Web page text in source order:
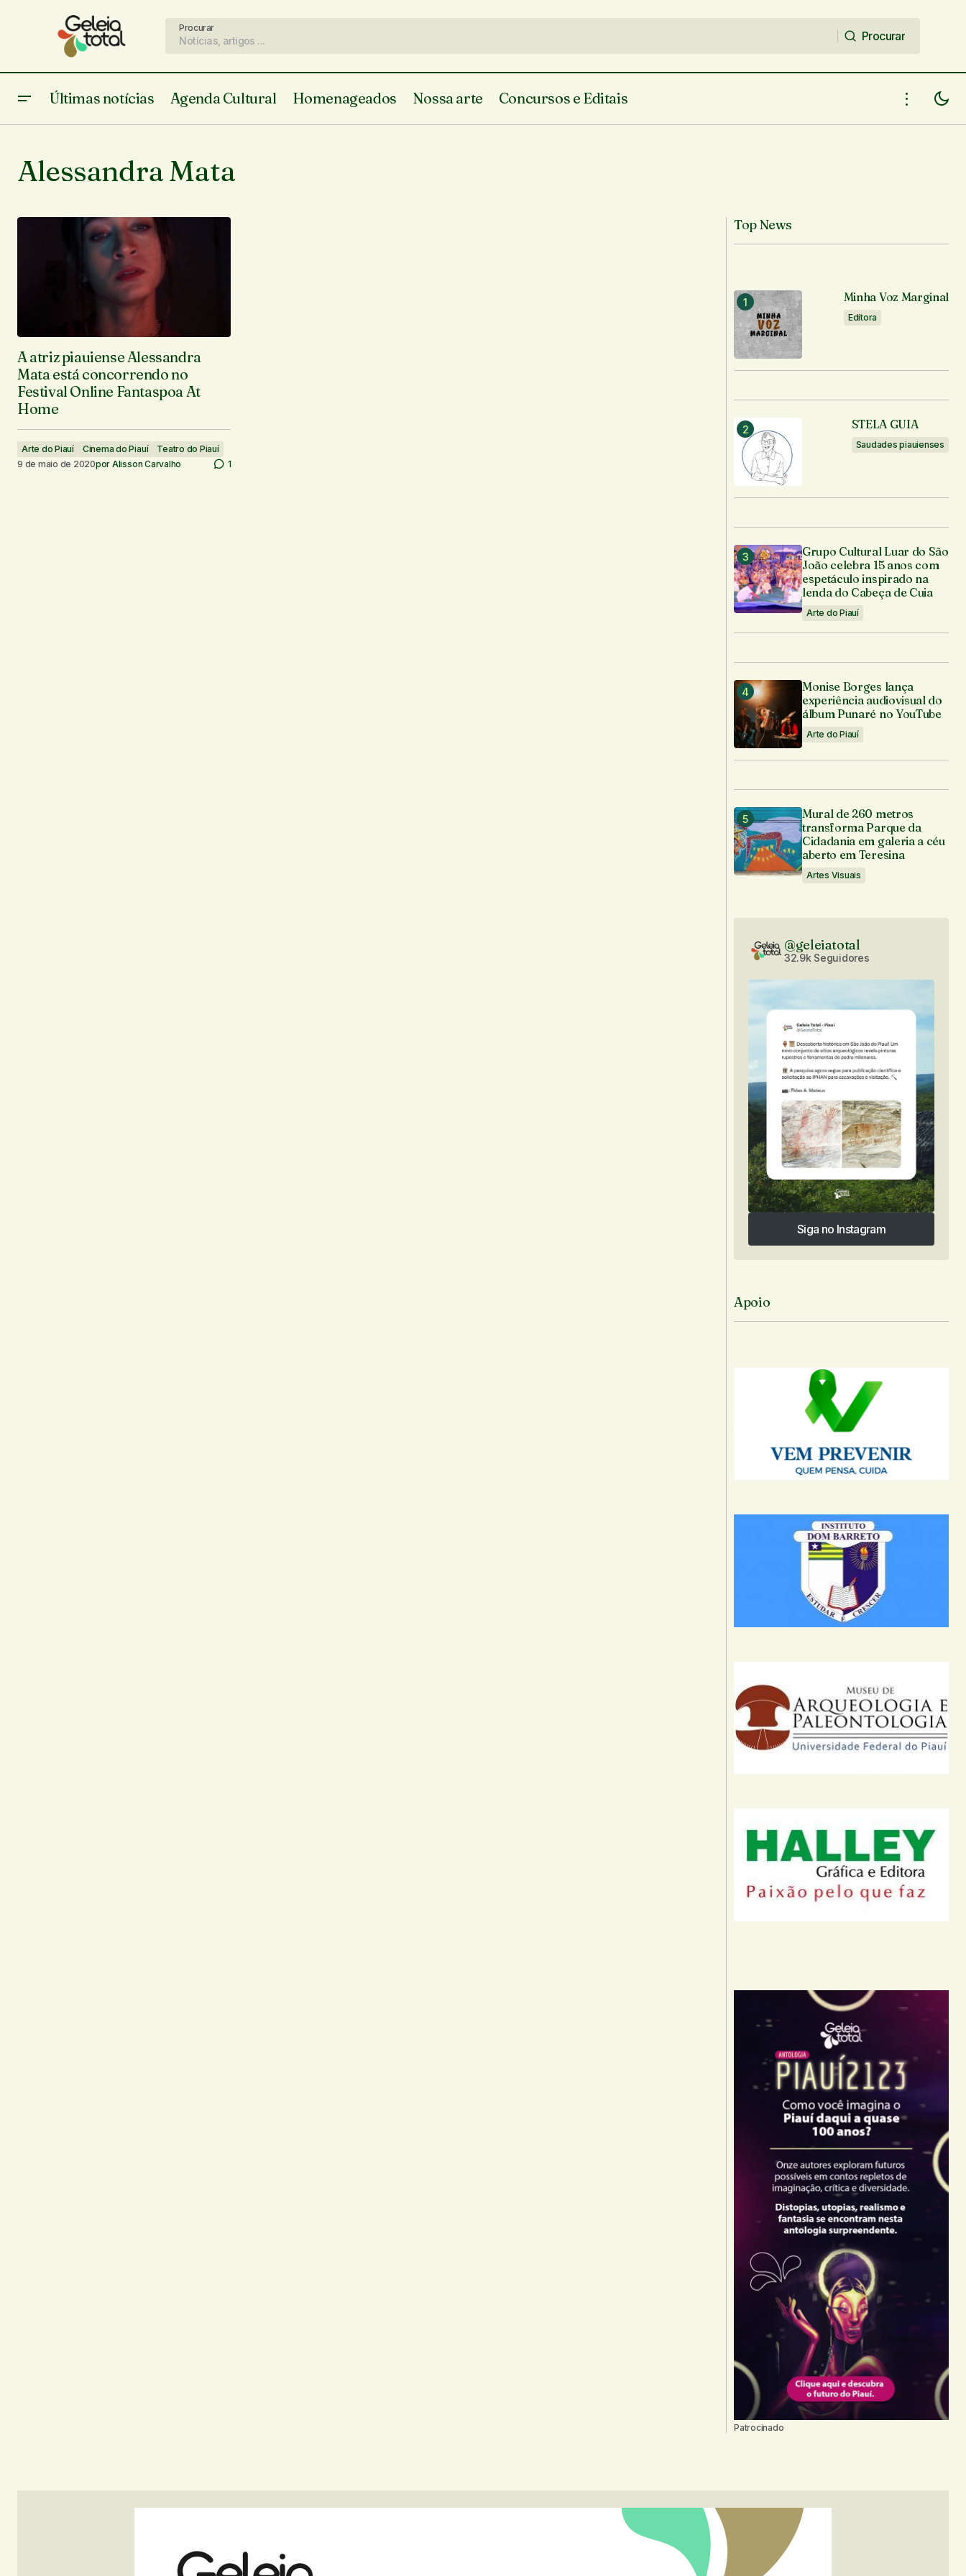
Procurar
Procurar
Últimas notícias Agenda Cultural Homenageados Nossa arte Concursos e Editais
Alessandra Mata
A atriz piauiense Alessandra
Mata está concorrendo no
Festival Online Fantaspoa At
Home
Arte do Piauí Cinema do Piauí
Teatro do Piauí
9 de maio de 2020por Alisson Carvalho 1
Top News
Minha Voz Marginal
Editora
STELA GUIA
Saudades piauienses
Grupo Cultural Luar do São
João celebra 15 anos com
espetáculo inspirado na
lenda do Cabeça de Cuia
Arte do Piauí
Monise Borges lança
experiência audiovisual do
álbum Punaré no YouTube
Arte do Piauí
Mural de 260 metros
transforma Parque da
Cidadania em galeria a céu
aberto em Teresina
Artes Visuais
@geleiatotal
32.9k Seguidores
Siga no Instagram
Siga no Instagram
Apoio
Patrocinado